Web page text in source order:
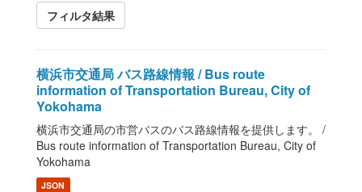
フィルタ結果
横浜市交通局 バス路線情報 / Bus route
information of Transportation Bureau, City of
Yokohama
横浜市交通局の市営バスのバス路線情報を提供します。 /
Bus route information of Transportation Bureau, City of
Yokohama
JSON